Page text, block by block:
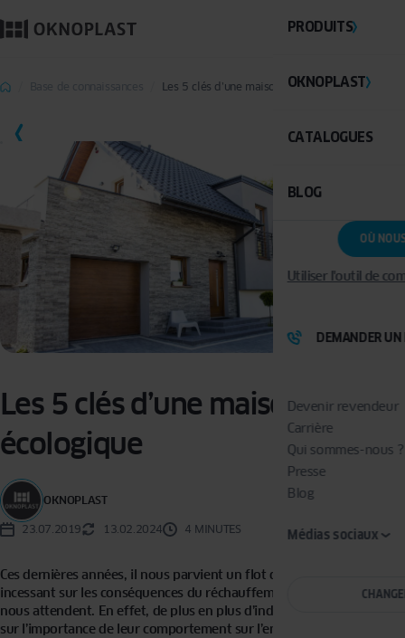
PRODUITS
OKNOPLAST
CATALOGUES
BLOG
OÙ
Utiliser l'outil de
DEMANDER UN
Devenir revendeur
Carrière
Qui sommes-nous ?
Presse
Blog
Médias sociaux
Les 5 clés d’une maison écologique
SAUVEGARDER
Les 5 clés d’une maison
écologique
OKNOPLAST
23.07.2019 13.02.2024 4 MINUTES
Ces dernières années, il nous parvient un flot d’informations
incessant sur les conséquences du réchauffement climatique qui
nous attendent. En effet, de plus en plus d’individus réfléchissent
sur l’importance de leur comportement sur l’environnement naturel.